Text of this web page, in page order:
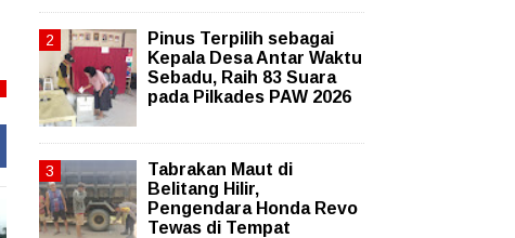
Pinus Terpilih sebagai
Kepala Desa Antar Waktu
Sebadu, Raih 83 Suara
pada Pilkades PAW 2026
Tabrakan Maut di
Belitang Hilir,
Pengendara Honda Revo
Tewas di Tempat